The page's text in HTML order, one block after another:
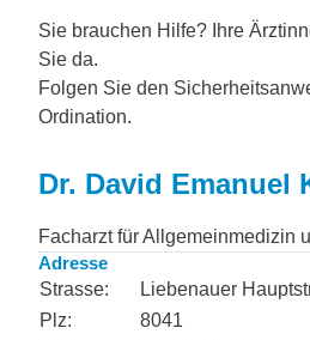
Sie brauchen Hilfe? Ihre
Sie da.
Folgen Sie den
Ordination.
Dr. David Emanuel
Facharzt für Allgemeinmedizin
Adresse
Strasse:
Liebenauer
Plz:
8041